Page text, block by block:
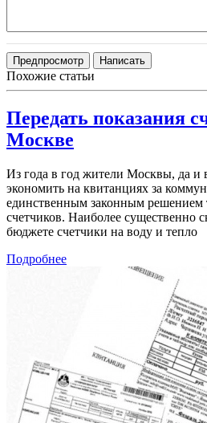
Похожие статьи
Передать показания
Москве
Из года в год жители Москвы, да и
экономить на квитанциях за
единственным законным решением
счетчиков. Наиболее существенно
бюджете счетчики на воду и тепло
Подробнее